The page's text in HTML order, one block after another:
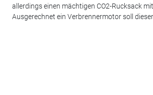
allerdings einen mächtigen CO2-Rucksack
Ausgerechnet ein Verbrennermotor soll